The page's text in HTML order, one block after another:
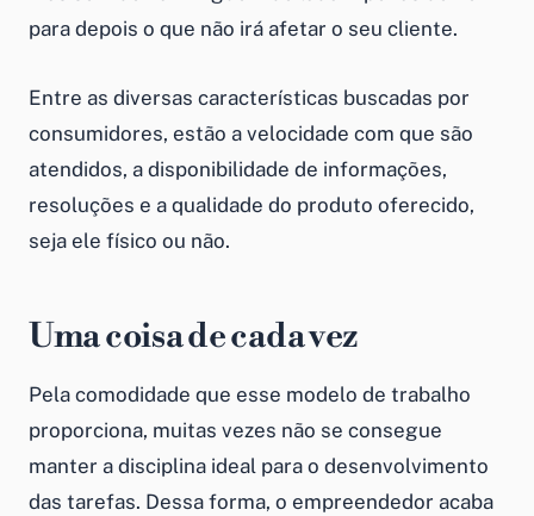
para depois o que não irá afetar o seu cliente.
Entre as diversas características buscadas por
consumidores, estão a velocidade com que são
atendidos, a disponibilidade de informações,
resoluções e a qualidade do produto oferecido,
seja ele físico ou não.
Uma coisa de cada vez
Pela comodidade que esse modelo de trabalho
proporciona, muitas vezes não se consegue
manter a disciplina ideal para o desenvolvimento
das tarefas. Dessa forma, o empreendedor acaba